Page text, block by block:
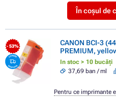
În coșul de
- 53%
CANON BCI-3
PREMIUM,
In stoc > 10 bucăți
37,69 ban / ml
Pentru ce imprimante